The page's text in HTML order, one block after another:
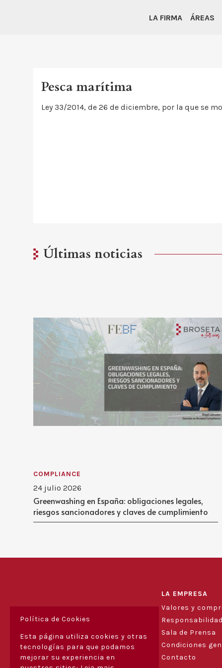
LA FIRMA ÁREAS
Pesca marítima
Ley 33/2014, de 26 de diciembre, por la que se
Últimas noticias
COMPLIANCE
24 julio 2026
Greenwashing en España: obligaciones legales,
riesgos sancionadores y claves de cumplimiento
LA EMPRESA
Valores y
Sala de Prensa
Condiciones
Contacto
Política de Cookies
Esta página utiliza cookies y otras
tecnologías para que podamos
mejorar su experiencia en